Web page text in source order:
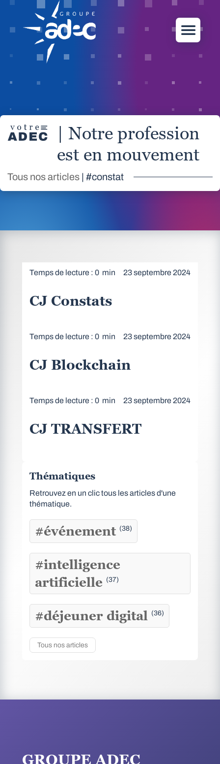
| Notre profession
est en mouvement
Tous nos articles | #constat
Temps de lecture : 0 min 23 septembre 2024
CJ Constats
Temps de lecture : 0 min 23 septembre 2024
CJ Blockchain
Temps de lecture : 0 min 23 septembre 2024
CJ TRANSFERT
Thématiques
Retrouvez en un clic tous les articles d'une
thématique.
#événement (38)
#intelligence
artificielle (37)
#déjeuner digital (36)
Tous nos articles
GROUPE ADEC